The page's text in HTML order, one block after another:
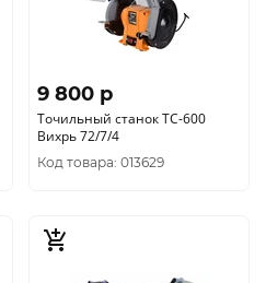
9 800 p
Точильный станок ТС-600
Вихрь 72/7/4
Код товара: 013629